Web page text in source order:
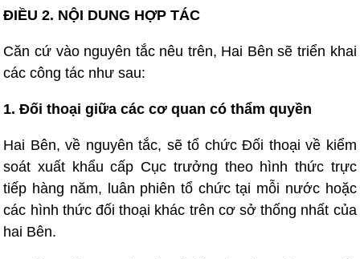
ĐIỀU 2. NỘI DUNG HỢP TÁC
Căn cứ vào nguyên tắc nêu trên, Hai Bên sẽ triển khai
các công tác như sau:
1. Đối thoại giữa các cơ quan có thẩm quyền
Hai Bên, về nguyên tắc, sẽ tổ chức Đối thoại về kiểm
soát xuất khẩu cấp Cục trưởng theo hình thức trực
tiếp hàng năm, luân phiên tổ chức tại mỗi nước hoặc
các hình thức đối thoại khác trên cơ sở thống nhất của
hai Bên.